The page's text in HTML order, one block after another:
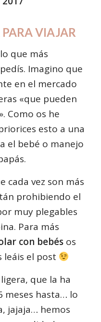
VIAJAR
que más
Imagino que
en el mercado
«que pueden
Como os he
esto a una
el bebé o manejo
cada vez son más
prohibiendo el
muy plegables
Para más
con bebés os
leáis el post
que la ha
meses hasta… lo
jajaja… hemos